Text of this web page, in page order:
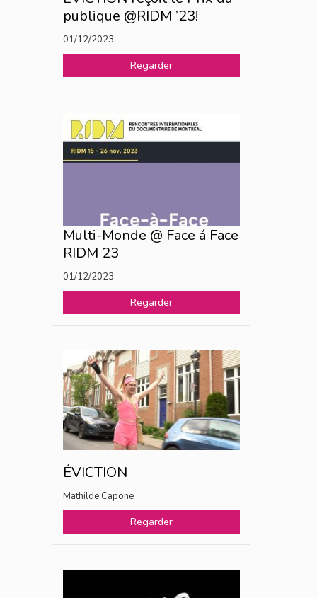
publique @RIDM ’23!
01/12/2023
Regarder
Multi-Monde @ Face á Face
RIDM 23
01/12/2023
Regarder
ÉVICTION
Mathilde Capone
Regarder